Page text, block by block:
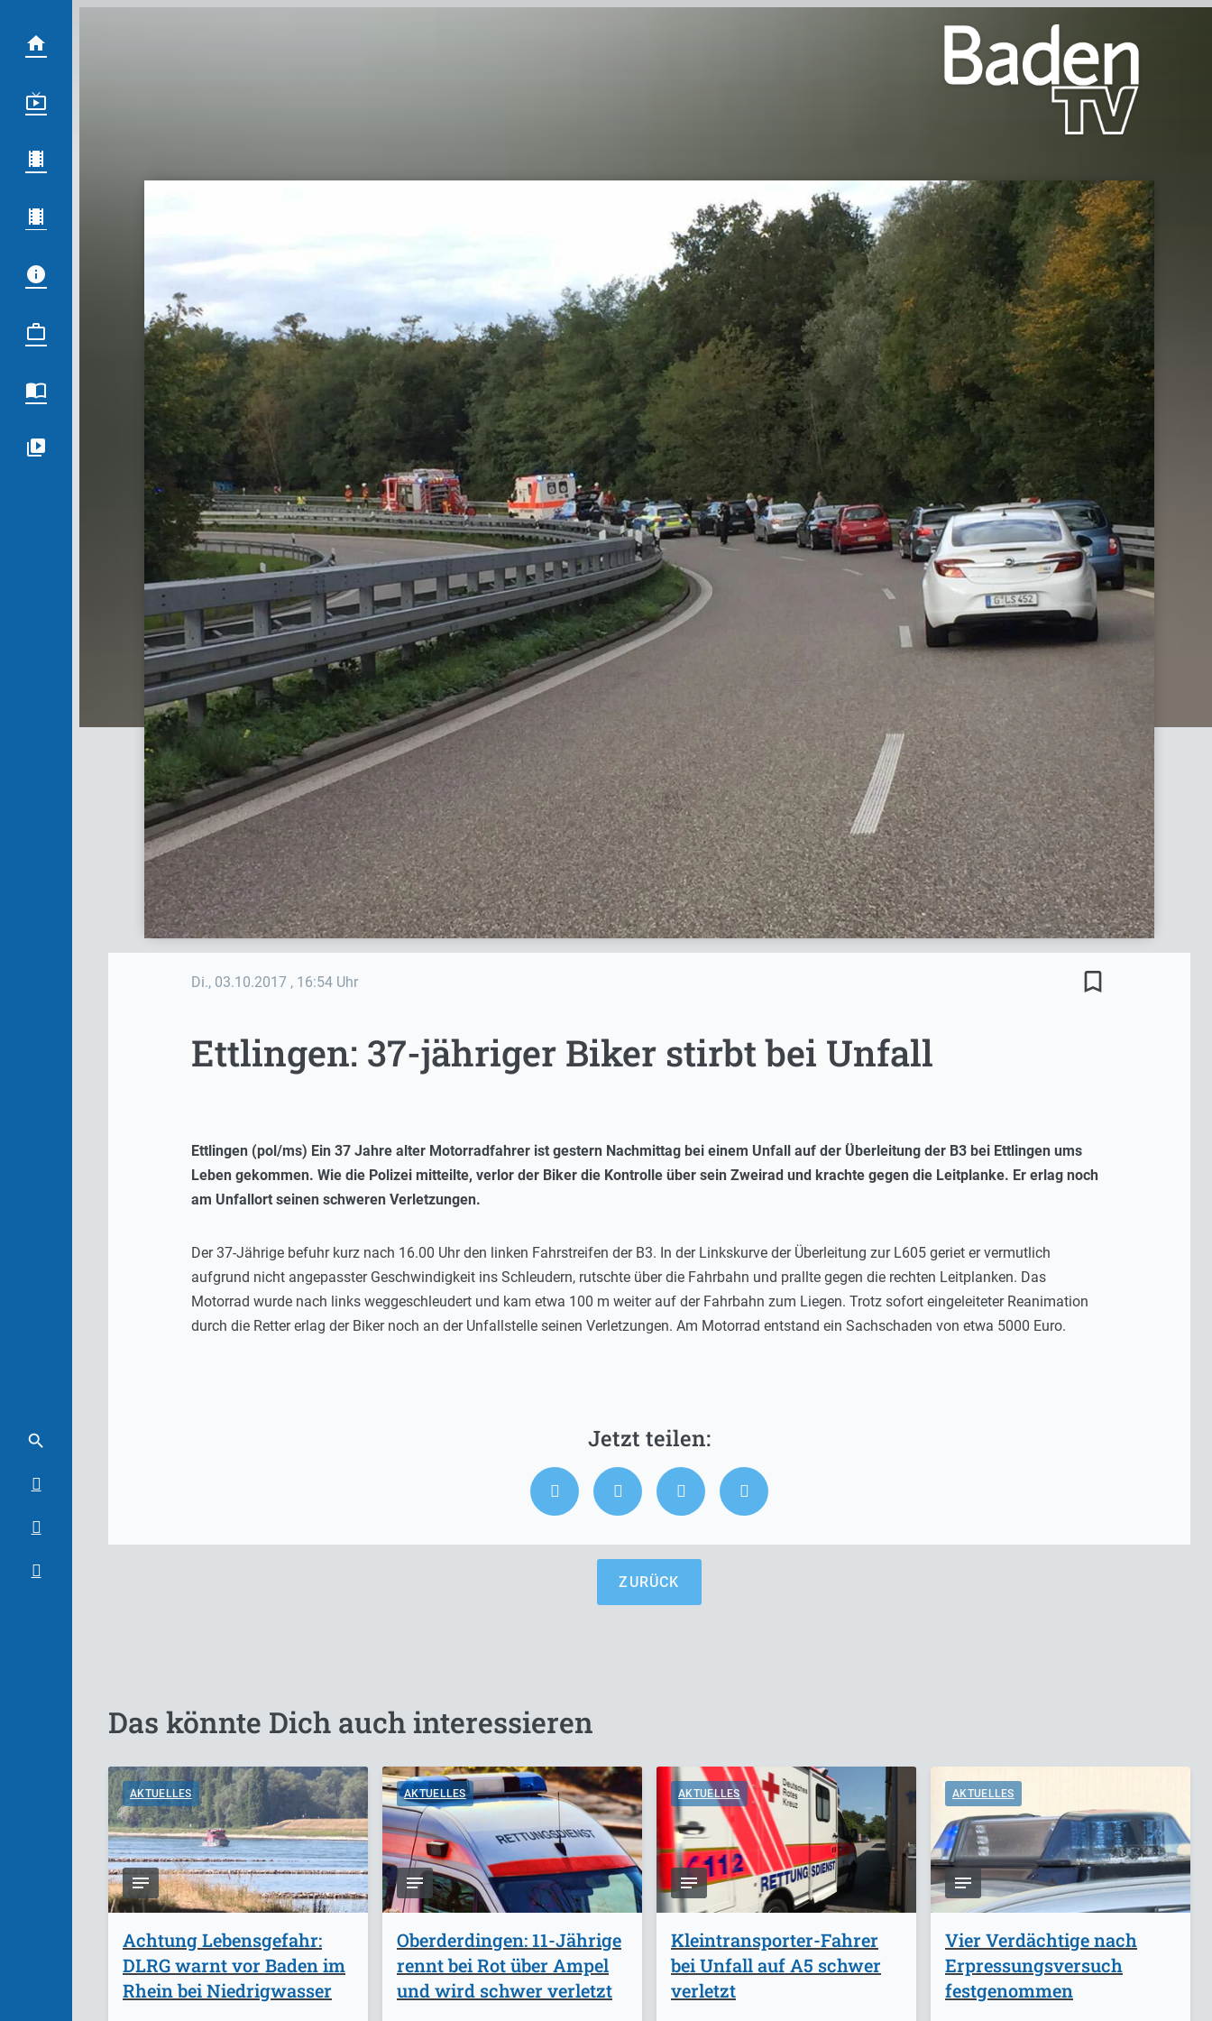
Di., 03.10.2017 , 16:54 Uhr bookmark_border
Ettlingen: 37-jähriger Biker stirbt bei Unfall
Ettlingen (pol/ms) Ein 37 Jahre alter Motorradfahrer ist gestern Nachmittag bei einem Unfall auf der Überleitung der B3 bei Ettlingen ums
Leben gekommen. Wie die Polizei mitteilte, verlor der Biker die Kontrolle über sein Zweirad und krachte gegen die Leitplanke. Er erlag noch
am Unfallort seinen schweren Verletzungen.
Der 37-Jährige befuhr kurz nach 16.00 Uhr den linken Fahrstreifen der B3. In der Linkskurve der Überleitung zur L605 geriet er vermutlich
aufgrund nicht angepasster Geschwindigkeit ins Schleudern, rutschte über die Fahrbahn und prallte gegen die rechten Leitplanken. Das
Motorrad wurde nach links weggeschleudert und kam etwa 100 m weiter auf der Fahrbahn zum Liegen. Trotz sofort eingeleiteter Reanimation
durch die Retter erlag der Biker noch an der Unfallstelle seinen Verletzungen. Am Motorrad entstand ein Sachschaden von etwa 5000 Euro.
ZURÜCK
Das könnte Dich auch interessieren
AKTUELLES
Achtung Lebensgefahr:
DLRG warnt vor Baden im
Rhein bei Niedrigwasser
AKTUELLES
Oberderdingen: 11-Jährige
rennt bei Rot über Ampel
und wird schwer verletzt
AKTUELLES
Kleintransporter-Fahrer
bei Unfall auf A5 schwer
verletzt
AKTUELLES
Vier Verdächtige nach
Erpressungsversuch
festgenommen